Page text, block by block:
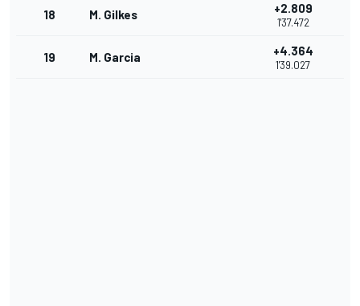
18 M. Gilkes +2.809
1'37.472
19 M. Garcia +4.364
1'39.027